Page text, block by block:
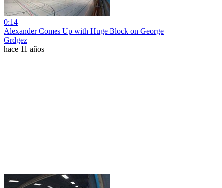
0:14
Alexander Comes Up with Huge Block on George
Grdgez
hace 11 años